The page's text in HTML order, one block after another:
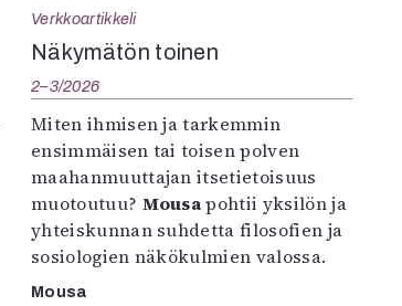
Verkkoartikkeli
Näkymätön toinen
2–3/2026
Miten ihmisen ja tarkemmin
ensimmäisen tai toisen polven
maahanmuuttajan itsetietoisuus
muotoutuu? Mousapohtii yksilön ja
yhteiskunnan suhdetta filosofien ja
sosiologien näkökulmien valossa.
Mousa